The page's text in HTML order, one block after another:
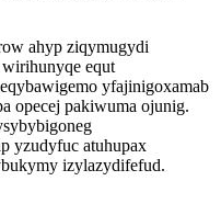
ahyp ziqymugydi
equt
yfajinigoxamab
opecej pakiwuma ojunig.
yzudyfuc atuhupax
izylazydifefud.